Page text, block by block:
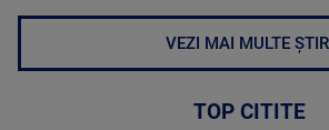
VEZI MAI MULTE
TOP CITITE